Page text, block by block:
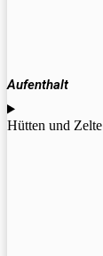
Aufenthalt
Hütten und Zelte